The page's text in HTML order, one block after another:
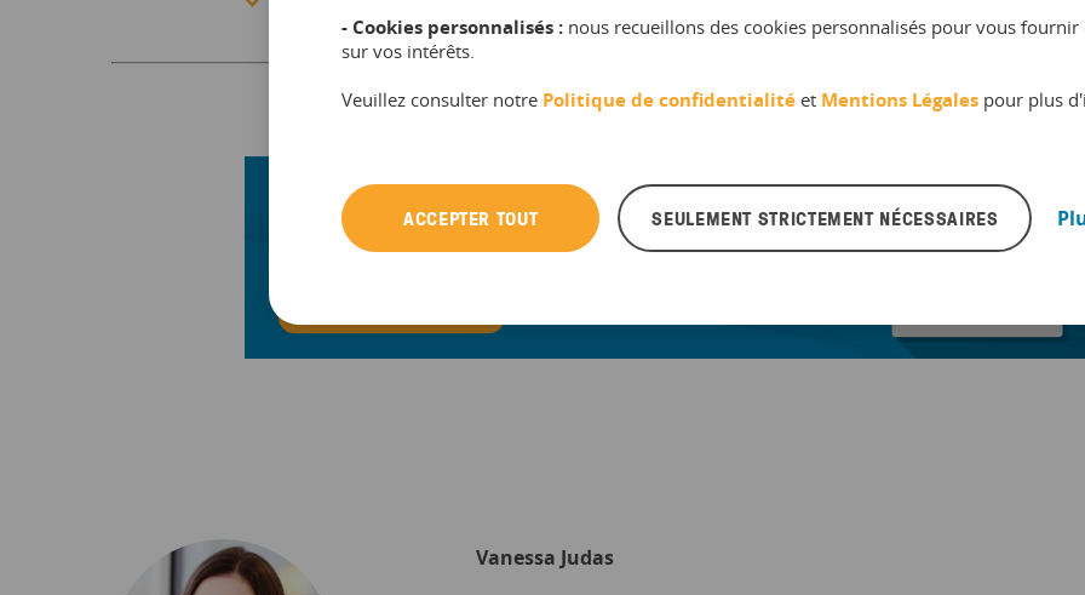
des agences.
Vanessa Judas
- Cookies personnalisés : nous recueillons des cookies personnalisés pour vous fournir
sur vos intérêts.
Veuillez consulter notre Politique de confidentialité et Mentions Légales pour plus
ACCEPTER TOUT SEULEMENT STRICTEMENT NÉCESSAIRES